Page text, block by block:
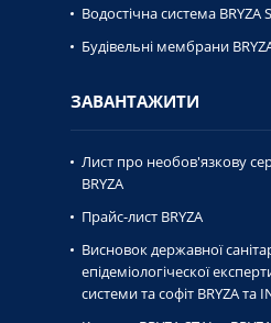
Водостічна система BRYZA
Будівельні мембрани
ЗАВАНТАЖИТИ
Лист про необов'язкову
BRYZA
Прайс-лист BRYZA
Висновок державної
епiдемiологiческої
системи та софіт BRYZA та